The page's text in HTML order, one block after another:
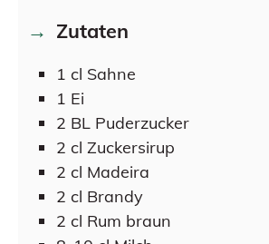
Zutaten
1 cl Sahne
1 Ei
2 BL Puderzucker
2 cl Zuckersirup
2 cl Madeira
2 cl Brandy
2 cl Rum braun